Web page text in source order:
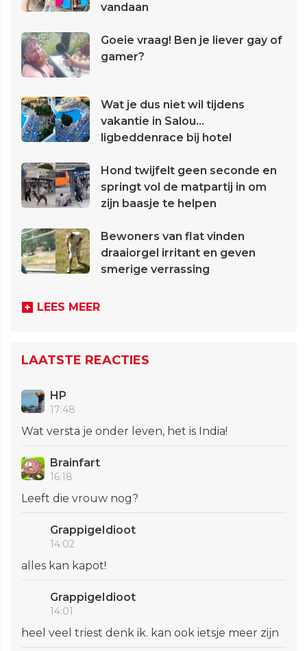
vandaan
Goeie vraag! Ben je liever gay of
gamer?
Wat je dus niet wil tijdens
vakantie in Salou...
ligbeddenrace bij hotel
Hond twijfelt geen seconde en
springt vol de matpartij in om
zijn baasje te helpen
Bewoners van flat vinden
draaiorgel irritant en geven
smerige verrassing
LEES MEER
LAATSTE REACTIES
HP
17:48
Wat versta je onder leven, het is India!
Brainfart
16:18
Leeft die vrouw nog?
GrappigeIdioot
14:02
alles kan kapot!
GrappigeIdioot
14:01
heel veel triest denk ik. kan ook ietsje meer zijn